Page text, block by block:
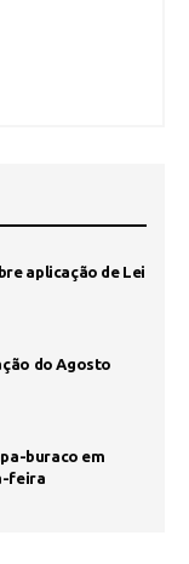
aplicação de Lei
do Agosto
buraco em
feira